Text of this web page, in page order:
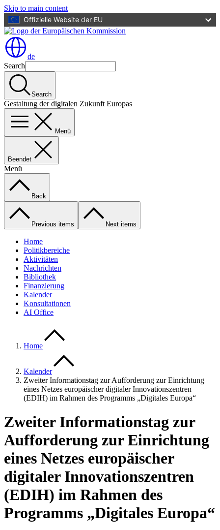
Skip to main content
Offizielle Website der EU
de
Search
Search
Gestaltung der digitalen Zukunft Europas
Menü
Beendet
Menü
Back
Previous items Next items
Home
Politikbereiche
Aktivitäten
Nachrichten
Bibliothek
Finanzierung
Kalender
Konsultationen
AI Office
Home
Kalender
Zweiter Informationstag zur Aufforderung zur Einrichtung
eines Netzes europäischer digitaler Innovationszentren
(EDIH) im Rahmen des Programms „Digitales Europa“
Zweiter Informationstag zur
Aufforderung zur Einrichtung
eines Netzes europäischer
digitaler Innovationszentren
(EDIH) im Rahmen des
Programms „Digitales Europa“